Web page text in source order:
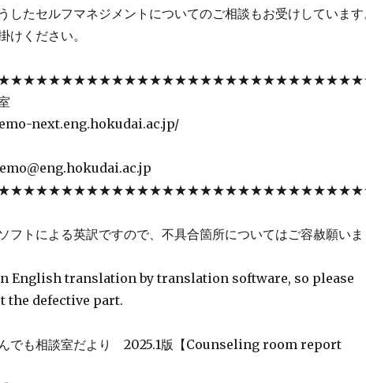
したセルフマネジメントについてのご相談もお受けしています
けください。
next.eng.hokudai.ac.jp/
フトによる英訳ですので、不具合箇所についてはご容赦願いま
English translation by translation software, so please
the defective part.
でも相談室だより 2025.1版【Counseling room report